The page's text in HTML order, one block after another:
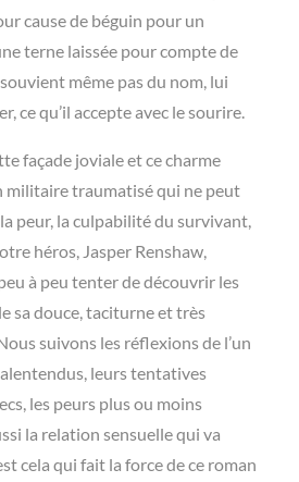
cause de béguin pour un
terne laissée pour compte de
même pas du nom, lui
ce qu’il accepte avec le sourire.
façade joviale et ce charme
militaire traumatisé qui ne peut
peur, la culpabilité du survivant,
héros, Jasper Renshaw,
à peu tenter de découvrir les
sa douce, taciturne et très
suivons les réflexions de l’un
leurs tentatives
les peurs plus ou moins
la relation sensuelle qui va
cela qui fait la force de ce roman